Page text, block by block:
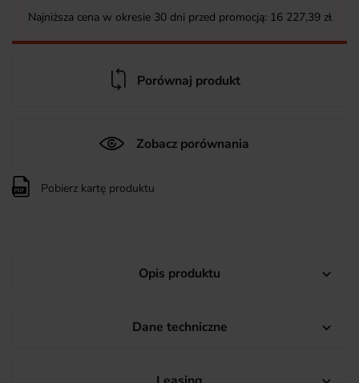
Najniższa cena w okresie 30 dni przed promocją: 16 227,39 zł
Porównaj produkt
Zobacz porównania
Pobierz kartę produktu
Opis produktu 
Dane techniczne 